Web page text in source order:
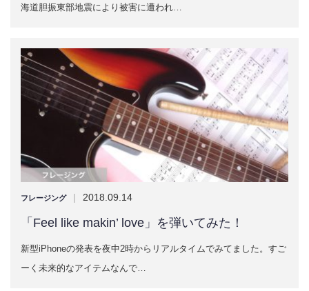
海道胆振東部地震により被害に遭われ…
フレージング | 2018.09.14
「Feel like makin’ love」を弾いてみた！
新型iPhoneの発表を夜中2時からリアルタイムでみてました。すご
ーく未来的なアイテムなんで…